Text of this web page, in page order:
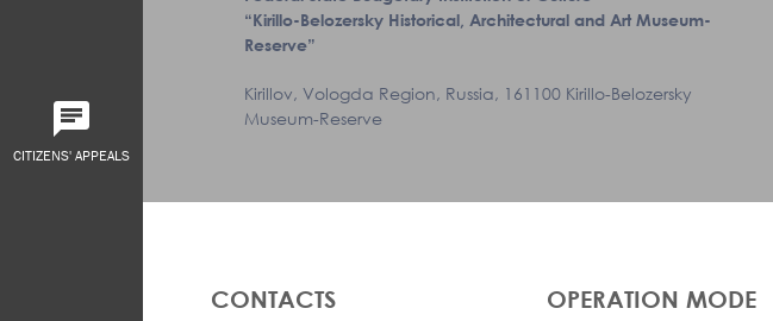
CITIZENS' APPEALS
“Kirillo-Belozersky Historical, Architectural and Art Museum-
Reserve”
Kirillov, Vologda Region, Russia, 161100 Kirillo-Belozersky
Museum-Reserve
CONTACTS OPERATION MODE